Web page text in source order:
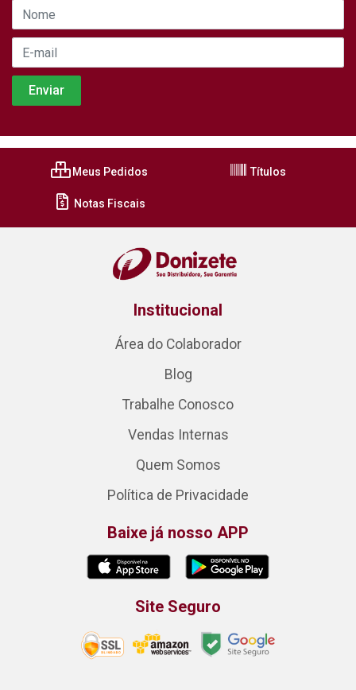
Meus Pedidos Títulos
Notas Fiscais
Institucional
Área do Colaborador
Blog
Trabalhe Conosco
Vendas Internas
Quem Somos
Política de Privacidade
Baixe já nosso APP
Site Seguro